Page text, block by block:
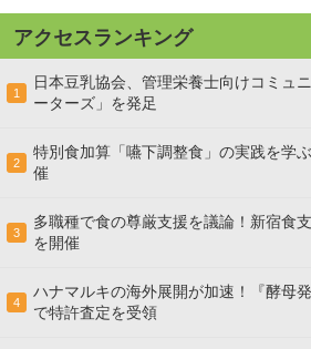
アクセスランキング
1
日本豆乳協会、管理栄養士向けコミュ
ーターズ」を発足
2
特別食加算「嚥下調整食」の実践を学
催
3
多職種で食の尊厳支援を議論！新宿食
を開催
4
ハナマルキの海外展開が加速！『酵母
で特許査定を受領